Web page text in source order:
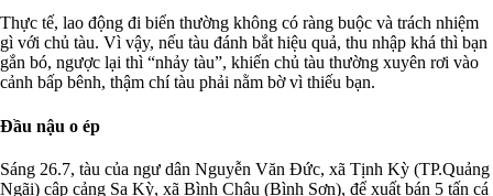
Thực tế, lao động đi biển thường không có ràng buộc và trách nhiệm
gì với chủ tàu. Vì vậy, nếu tàu đánh bắt hiệu quả, thu nhập khá thì bạn
gắn bó, ngược lại thì “nhảy tàu”, khiến chủ tàu thường xuyên rơi vào
cảnh bấp bênh, thậm chí tàu phải nằm bờ vì thiếu bạn.
Đầu nậu o ép
Sáng 26.7, tàu của ngư dân Nguyễn Văn Đức, xã Tịnh Kỳ (TP.Quảng
Ngãi) cập cảng Sa Kỳ, xã Bình Châu (Bình Sơn), để xuất bán 5 tấn cá